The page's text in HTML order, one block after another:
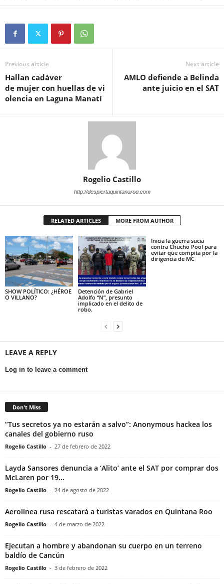
Previous article
Hallan cadáver
de mujer con huellas de vi
olencia en Laguna Manatí
Next article
AMLO defiende a Belinda
ante juicio en el SAT
Rogelio Castillo
http://despiertaquintanaroo.com
RELATED ARTICLES MORE FROM AUTHOR
SHOW POLÍTICO: ¿HÉROE
O VILLANO?
Detención de Gabriel
Adolfo “N”, presunto
implicado en el delito de
robo.
Inicia la guerra sucia
contra Chucho Pool para
evitar que compita por la
dirigencia de MC
LEAVE A REPLY
Log in to leave a comment
Don't Miss
“Tus secretos ya no estarán a salvo”: Anonymous hackea los
canales del gobierno ruso
Rogelio Castillo - 27 de febrero de 2022
Layda Sansores denuncia a ‘Alito’ ante el SAT por comprar dos
McLaren por 19...
Rogelio Castillo - 24 de agosto de 2022
Aerolínea rusa rescatará a turistas varados en Quintana Roo
Rogelio Castillo - 4 de marzo de 2022
Ejecutan a hombre y abandonan su cuerpo en un terreno
baldío de Cancún
Rogelio Castillo - 3 de febrero de 2022